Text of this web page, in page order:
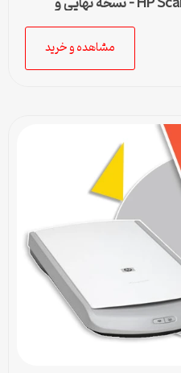
دانلود درایور اسکنر HP Scanjet 3800 – نسخه نهایی و
مشاهده و خرید